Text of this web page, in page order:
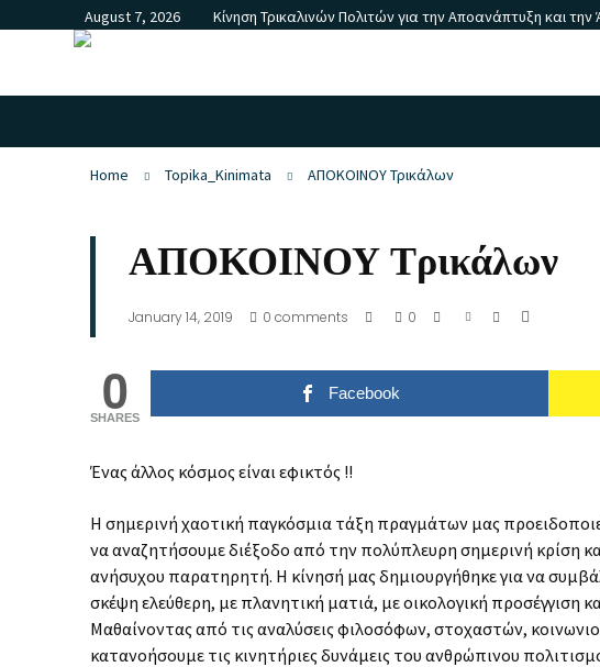
August 7, 2026 Κίνηση Τρικαλινών Πολιτών για την Αποανάπτυξη και
Home Topika_Kinimata ΑΠΟΚΟΙΝΟΥ Τρικάλων
ΑΠΟΚΟΙΝΟΥ Τρικάλων
January 14, 2019 0 comments 0
0
SHARES
Facebook
Ένας άλλος κόσμος είναι εφικτός !!
Η σημερινή χαοτική παγκόσμια τάξη πραγμάτων μας
να αναζητήσουμε διέξοδο από την πολύπλευρη σημερινή κρίση
ανήσυχου παρατηρητή. Η κίνησή μας δημιουργήθηκε για να
σκέψη ελεύθερη, με πλανητική ματιά, με οικολογική
Μαθαίνοντας από τις αναλύσεις φιλοσόφων, στοχαστών,
κατανοήσουμε τις κινητήριες δυνάμεις του ανθρώπινου